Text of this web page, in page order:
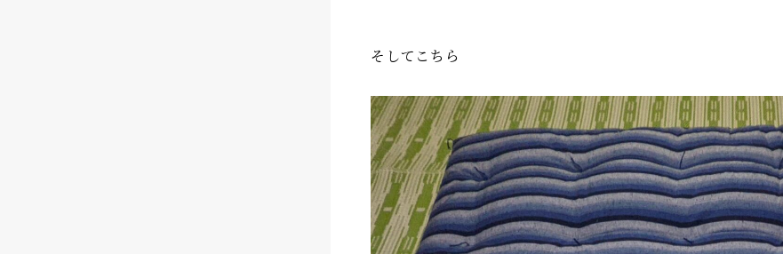
そしてこちら